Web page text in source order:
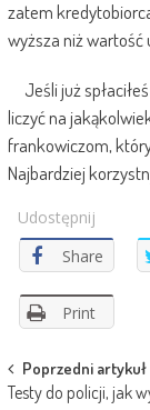
zatem
wyższa niż wartość
Jeśli już
liczyć na
frankowiczom,
Najbardziej
Udostępnij
Share
Print
Post
Poprzedni artykuł
Testy do policji, jak